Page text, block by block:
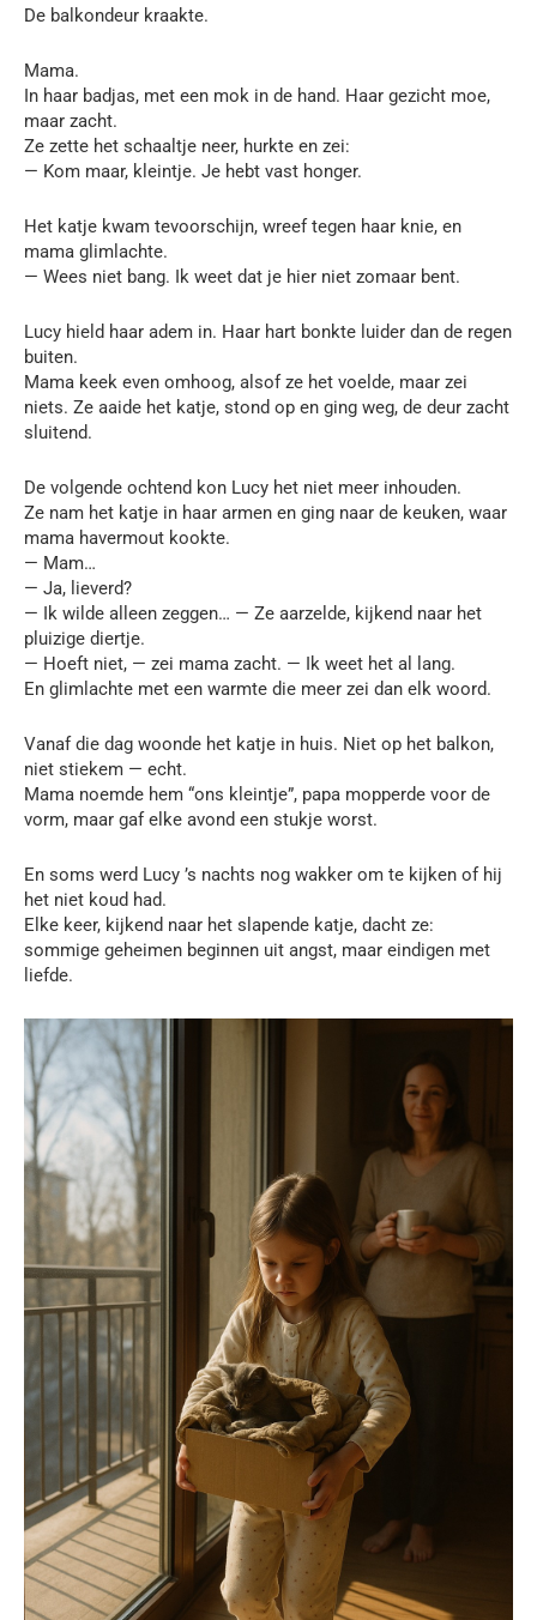
De balkondeur kraakte.
Mama.
In haar badjas, met een mok in de hand. Haar gezicht moe,
maar zacht.
Ze zette het schaaltje neer, hurkte en zei:
— Kom maar, kleintje. Je hebt vast honger.
Het katje kwam tevoorschijn, wreef tegen haar knie, en
mama glimlachte.
— Wees niet bang. Ik weet dat je hier niet zomaar bent.
Lucy hield haar adem in. Haar hart bonkte luider dan de regen
buiten.
Mama keek even omhoog, alsof ze het voelde, maar zei
niets. Ze aaide het katje, stond op en ging weg, de deur zacht
sluitend.
De volgende ochtend kon Lucy het niet meer inhouden.
Ze nam het katje in haar armen en ging naar de keuken, waar
mama havermout kookte.
— Mam…
— Ja, lieverd?
— Ik wilde alleen zeggen… — Ze aarzelde, kijkend naar het
pluizige diertje.
— Hoeft niet, — zei mama zacht. — Ik weet het al lang.
En glimlachte met een warmte die meer zei dan elk woord.
Vanaf die dag woonde het katje in huis. Niet op het balkon,
niet stiekem — echt.
Mama noemde hem “ons kleintje”, papa mopperde voor de
vorm, maar gaf elke avond een stukje worst.
En soms werd Lucy ’s nachts nog wakker om te kijken of hij
het niet koud had.
Elke keer, kijkend naar het slapende katje, dacht ze:
sommige geheimen beginnen uit angst, maar eindigen met
liefde.